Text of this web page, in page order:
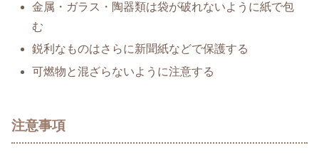
金属・ガラス・陶器類は袋が破れないように紙で包
む
鋭利なものはさらに新聞紙などで保護する
可燃物と混ざらないように注意する
注意事項